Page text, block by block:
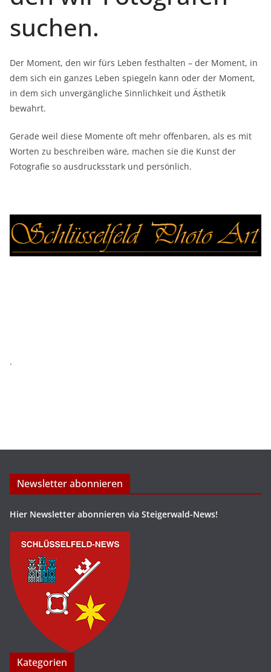
suchen.
Der Moment, den wir fürs Leben festhalten – der Moment, in
dem sich ein ganzes Leben spiegeln kann oder der Moment,
in dem sich unvergängliche Sinnlichkeit und Ästhetik
bewahrt.
Gerade weil diese Momente oft mehr offenbaren, als es mit
Worten zu beschreiben wäre, machen sie die Kunst der
Fotografie so ausdrucksstark und persönlich.
.
Newsletter abonnieren
Hier Newsletter abonnieren via Steigerwald-News!
Kategorien